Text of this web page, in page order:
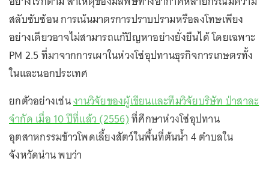
สลับซับซ้อน การเน้นมาตรการปราบปรามหรือลงโทษเพียง
อย่างเดียวอาจไม่สามารถแก้ปัญหาอย่างยั่งยืนได้ โดยเฉพาะ
PM 2.5 ที่มาจากการเผาในห่วงโซ่อุปทานธุรกิจการเกษตรทั้ง
ในและนอกประเทศ
ยกตัวอย่างเช่นงานวิจัยของผู้เขียนและทีมวิจัยบริษัท ป่าสาละ
จำกัด เมื่อ 10 ปีที่แล้ว (2556)ที่ศึกษาห่วงโซ่อุปทาน
อุตสาหกรรมข้าวโพดเลี้ยงสัตว์ในพื้นที่ต้นน้ำ 4 ตำบลใน
จังหวัดน่าน พบว่า